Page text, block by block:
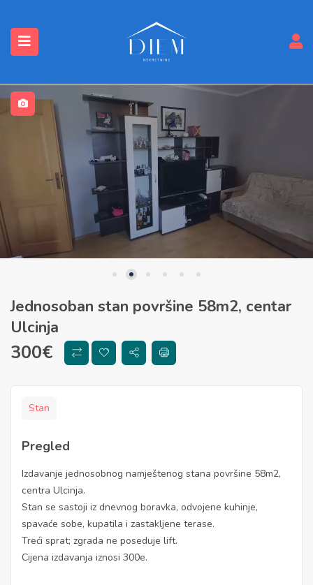
(Nekretnine)
Jednosoban stan površine 58m2, centar
Ulcinja
300€
Stan
Pregled
Izdavanje jednosobnog namještenog stana površine 58m2,
centra Ulcinja.
Stan se sastoji iz dnevnog boravka, odvojene kuhinje,
spavaće sobe, kupatila i zastakljene terase.
Treći sprat; zgrada ne poseduje lift.
Cijena izdavanja iznosi 300e.